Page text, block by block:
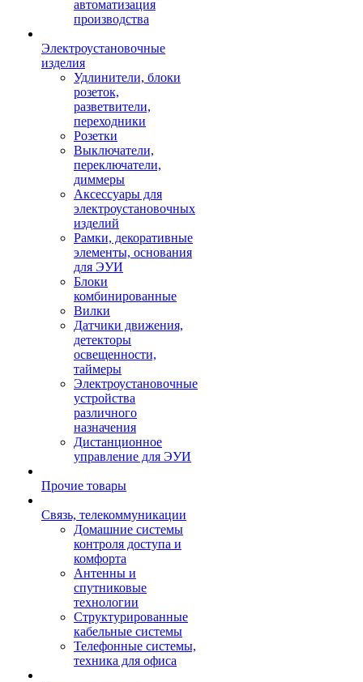
автоматизация
производства
Электроустановочные
изделия
Удлинители, блоки
розеток,
разветвители,
переходники
Розетки
Выключатели,
переключатели,
диммеры
Аксессуары для
электроустановочных
изделий
Рамки, декоративные
элементы, основания
для ЭУИ
Блоки
комбинированные
Вилки
Датчики движения,
детекторы
освещенности,
таймеры
Электроустановочные
устройства
различного
назначения
Дистанционное
управление для ЭУИ
Прочие товары
Связь, телекоммуникации
Домашние системы
контроля доступа и
комфорта
Антенны и
спутниковые
технологии
Структурированные
кабельные системы
Телефонные системы,
техника для офиса